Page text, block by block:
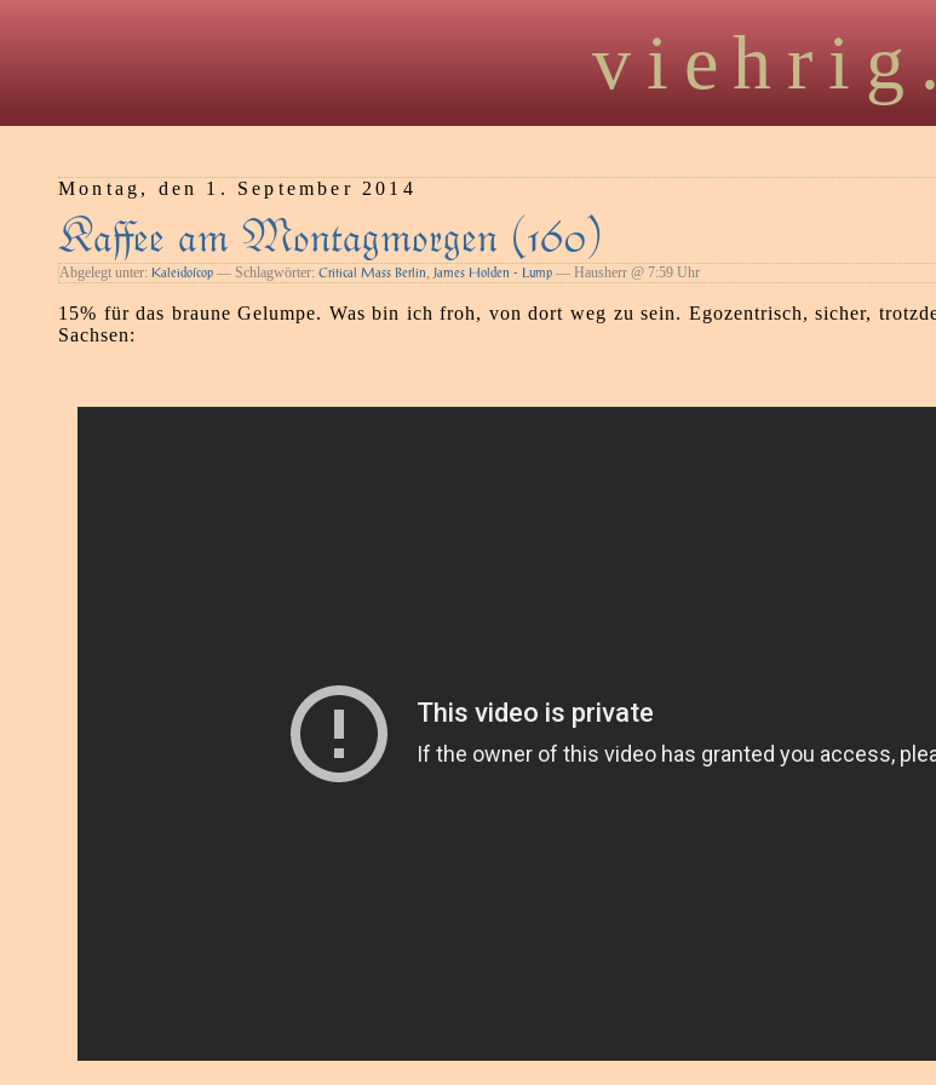
Montag, den 1. September 2014
Kaﬀee am Montagmorgen (160)
Abgelegt unter: Kaleidoſcop — Schlagwörter: Critical Mass Berlin, James Holden - Lump — Hausherr @ 7:59 Uhr
15% für das braune Gelumpe. Was bin ich froh, von dort weg zu sein. Egozentrisch, sicher,
Sachsen: